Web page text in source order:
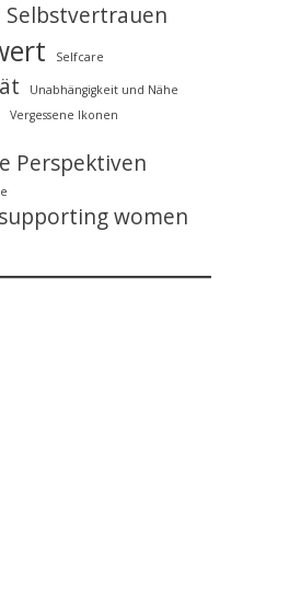
Selbstvertrauen
Selfcare
Unabhängigkeit und Nähe
Vergessene Ikonen
Perspektiven
women